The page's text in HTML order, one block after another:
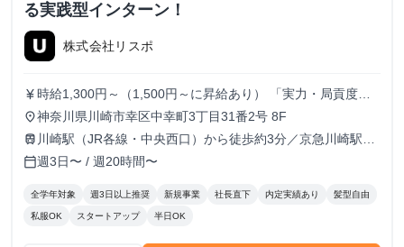
る実践型インターン！
株式会社リスポ
currency_yen 時給1,300円～（1,500円～に昇給あり） 「実力・局貢度に
応じて昇給。領域のトップクリエイターを目指して一緒に成
長しましょう！」
place神奈川県川崎市幸区中幸町3丁目31番2号 8F
train 川崎駅（JR各線・中央西口）から徒歩約3分／京急川崎駅
（京急本線）から徒歩約9分
calendar_today週3日〜 / 週20時間〜
全学年対象 週3日以上推奨 新規事業 社長直下 内定実績あり 髪型自由
私服OK スタートアップ 半日OK